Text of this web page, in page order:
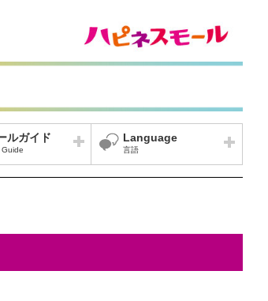
ルガイド
Guide
Language
言語